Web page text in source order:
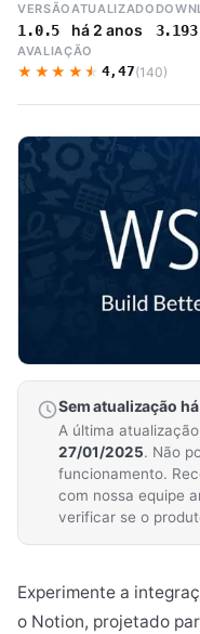
VERSÃO
1.0.5
ATUALIZADO
há 2 anos 3.193
AVALIAÇÃO
★★★★★
★★★★★ 4,47(140)
Sem atualização
A última
27/01/2025. Não
funcionamento.
com nossa equipe
verificar se o
Experimente a
o Notion, projetado